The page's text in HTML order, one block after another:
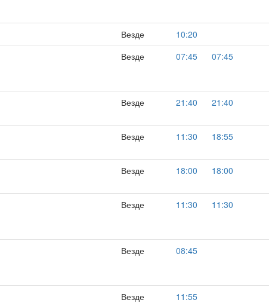
Везде
10:20
Везде 07:45 07:45
Везде 21:40 21:40
Везде 11:30 18:55
Везде 18:00 18:00
Везде 11:30 11:30
Везде 08:45
Везде
11:55